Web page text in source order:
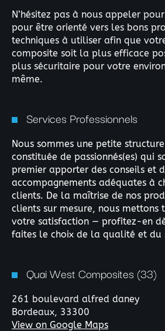
N’hésitez pas à nous appeler
pour être orienté vers les bons
techniques à utiliser afin que
composite soit la plus efficace
plus sécuritaire pour votre
même.
Services Professionnels
Nous sommes une petite
constituée de passionnés(es) qui
premier apporter des conseils et
accompagnements adéquates à
clients. De la maîtrise de nos
clients sur mesure, nous
votre satisfaction — profitez-en
faites le choix de la qualité et du
Quai West Composites (33)
261 boulevard alfred daney
Bordeaux, 33300
View on Google Maps